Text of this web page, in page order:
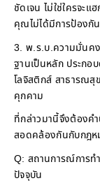
ชัดเจน ไม่ใช่ใครจะแ
คุณไม่ได้มีการป้องกั
3. พ.ร.บ.ความมั่นคง
ฐานเป็นหลัก ประกอ
โลจิสติกส์ สาธารณสุ
คุกคาม
ที่กล่าวมานี้จึงต้องค
สอดคล้องกันกับกฎห
Q: สถานการณ์การท
ปัจจุบัน